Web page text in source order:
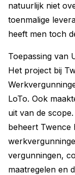
natuurlijk niet
toenmalige
heeft men toch
Toepassing van
Het project bij
LoTo. Ook
uit van de
beheert Twence
vergunningen,
maatregelen en